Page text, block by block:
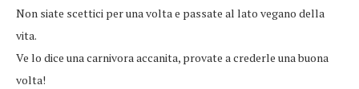
Non siate scettici per una volta e passate al lato vegano della
vita.
Ve lo dice una carnivora accanita, provate a crederle una buona
volta!